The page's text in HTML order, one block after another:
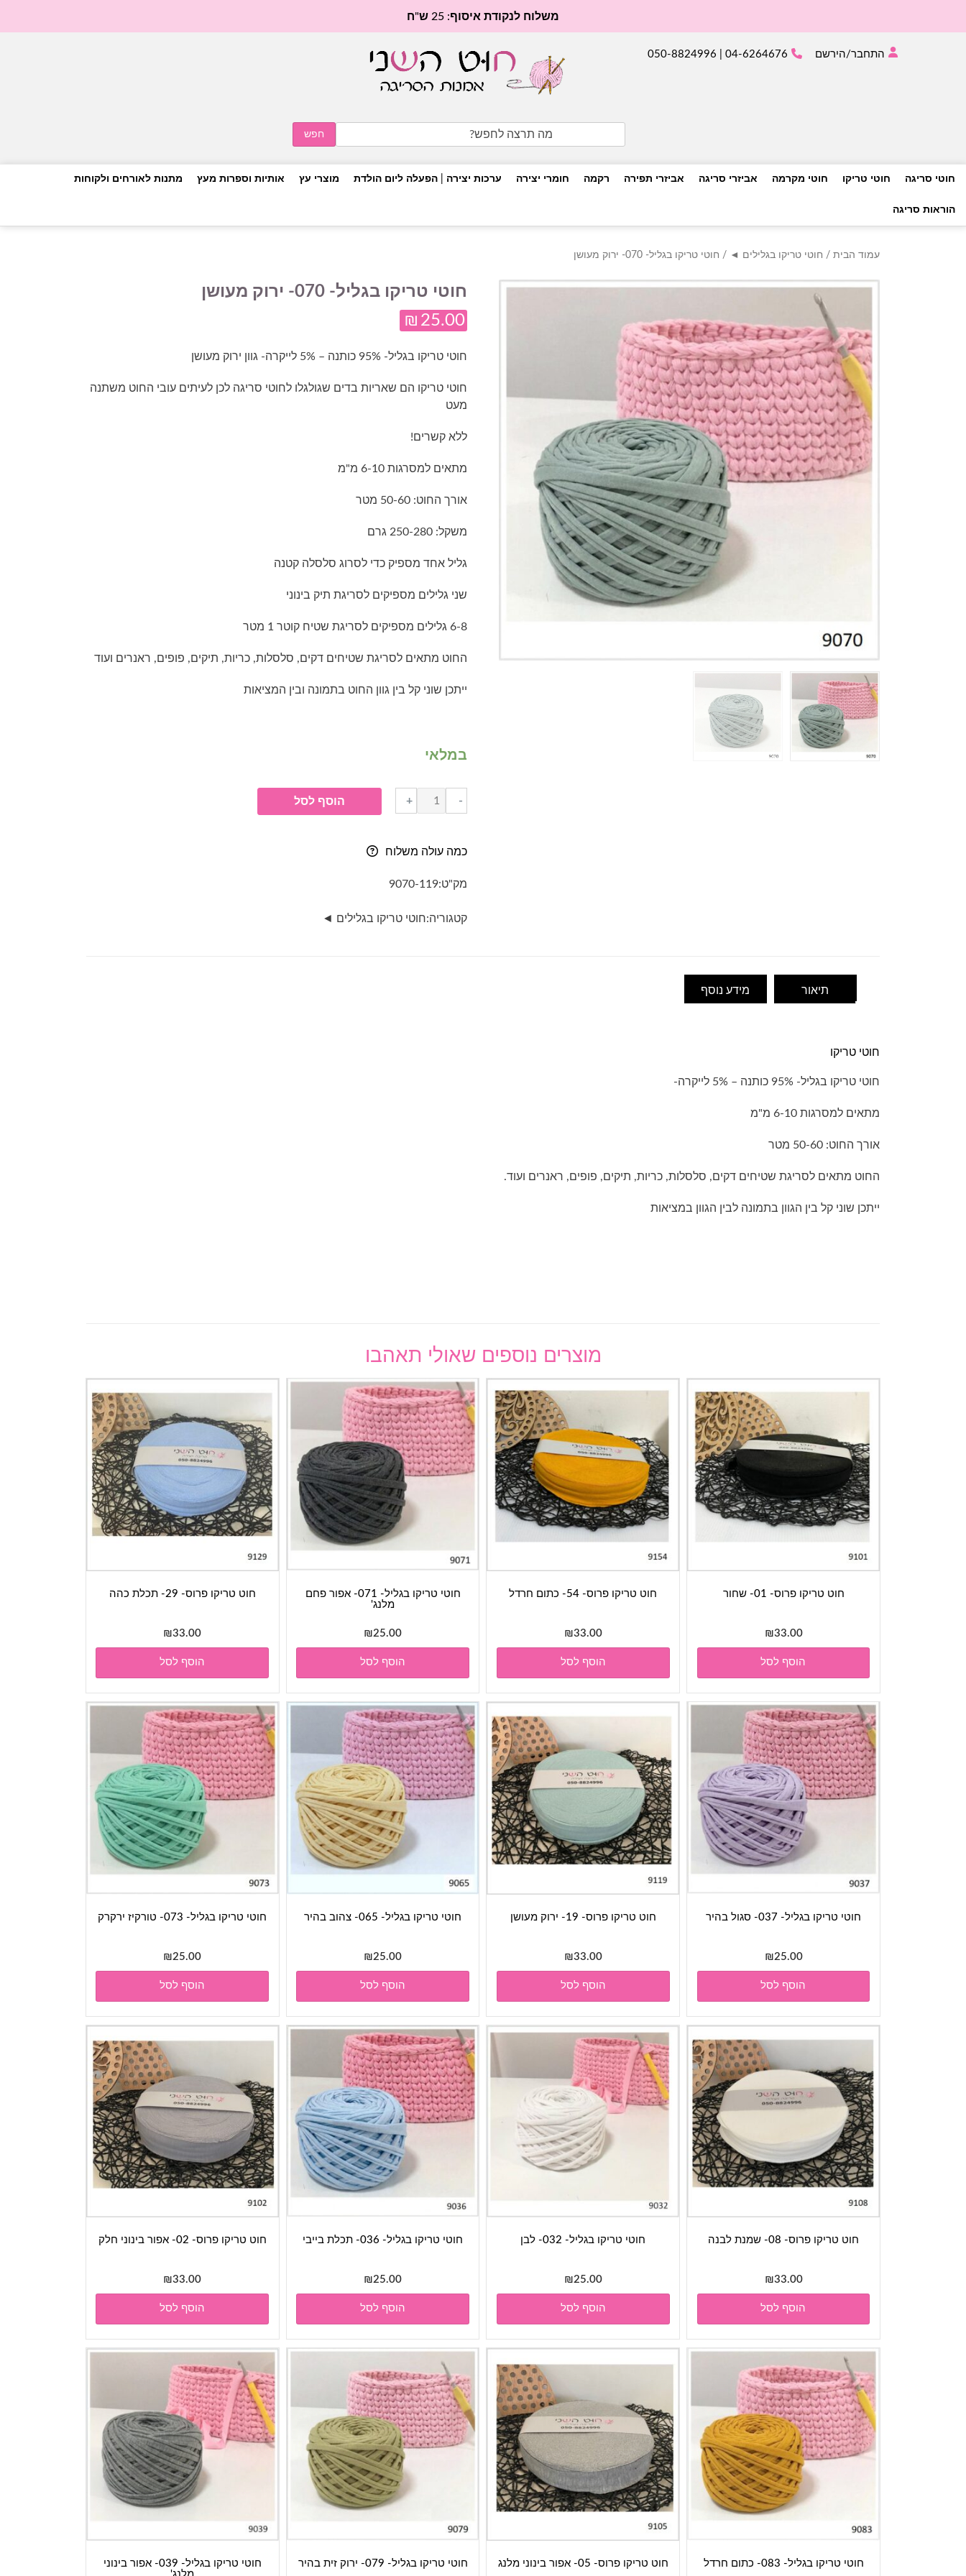
משלוח לנקודת איסוף: 25 ש"ח
for:
התחבר/הירשם 04-6264676 | 050-8824996
חוטי סריגה חוטי טריקו חוטי מקרמה אביזרי סריגה אביזרי תפירה רקמה חומרי יצירה ערכות יצירה | הפעלה ליום הולדת מוצרי עץ אותיות וספרות מעץ מתנות לאורחים ולקוחות
הוראות סריגה
עמוד הבית / חוטי טריקו בגלילים ◄ / חוטי טריקו בגליל- 070- ירוק מעושן
חוטי טריקו בגליל- 070- ירוק מעושן
₪ 25.00
חוטי טריקו בגליל- 95% כותנה – 5% לייקרה- גוון ירוק מעושן
חוטי טריקו הם שאריות בדים שגולגלו לחוטי סריגה לכן לעיתים עובי החוט משתנה
מעט
ללא קשרים!
מתאים למסרגות 6-10 מ"מ
אורך החוט: 50-60 מטר
משקל: 250-280 גרם
גליל אחד מספיק כדי לסרוג סלסלה קטנה
שני גלילים מספיקים לסריגת תיק בינוני
6-8 גלילים מספיקים לסריגת שטיח קוטר 1 מטר
החוט מתאים לסריגת שטיחים דקים, סלסלות, כריות, תיקים, פופים, ראנרים ועוד
ייתכן שוני קל בין גוון החוט בתמונה ובין המציאות
במלאי
-
כמות
של
טריקו
070-
מעושן
+ הוסף לסל
כמה עולה משלוח
מק"ט:9070-119
קטגוריה:חוטי טריקו בגלילים ◄
תיאור מידע נוסף
חוטי טריקו
חוטי טריקו בגליל- 95% כותנה – 5% לייקרה-
מתאים למסרגות 6-10 מ"מ
אורך החוט: 50-60 מטר
החוט מתאים לסריגת שטיחים דקים, סלסלות, כריות, תיקים, פופים, ראנרים ועוד.
ייתכן שוני קל בין הגוון בתמונה לבין הגוון במציאות
מוצרים נוספים שאולי תאהבו
חוט טריקו פרוס- 29- תכלת כהה
₪33.00
הוסף לסל
חוטי טריקו בגליל- 071- אפור פחם
מלנג'
₪25.00
הוסף לסל
חוט טריקו פרוס- 54- כתום חרדל
₪33.00
הוסף לסל
חוט טריקו פרוס- 01- שחור
₪33.00
הוסף לסל
חוטי טריקו בגליל- 073- טורקיז ירקרק
₪25.00
הוסף לסל
חוטי טריקו בגליל- 065- צהוב בהיר
₪25.00
הוסף לסל
חוט טריקו פרוס- 19- ירוק מעושן
₪33.00
הוסף לסל
חוטי טריקו בגליל- 037- סגול בהיר
₪25.00
הוסף לסל
חוט טריקו פרוס- 02- אפור בינוני חלק
₪33.00
הוסף לסל
חוטי טריקו בגליל- 036- תכלת בייבי
₪25.00
הוסף לסל
חוטי טריקו בגליל- 032- לבן
₪25.00
הוסף לסל
חוט טריקו פרוס- 08- שמנת לבנה
₪33.00
הוסף לסל
חוטי טריקו בגליל- 039- אפור בינוני
חוטי טריקו בגליל- 079- ירוק זית בהיר חוט טריקו פרוס- 05- אפור בינוני מלנג חוטי טריקו בגליל- 083- כתום חרדל